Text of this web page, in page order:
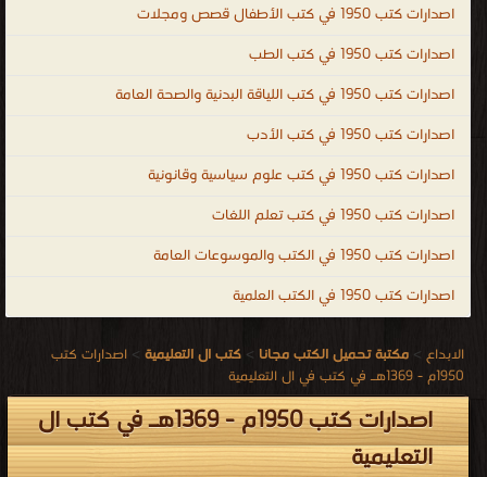
الأساس
للتقدم
في
المجالات
حيث
التعليم
الأفراد
على
اكتساب
الخبرات
والمهارات
المختلفة
التي
تُحدث
اصدارات كتب 1950 في كتب الأطفال قصص ومجلات
اصدارات كتب 1950 في كتب الطب
اصدارات كتب 1950 في كتب اللياقة البدنية والصحة العامة
اصدارات كتب 1950 في كتب الأدب
اصدارات كتب 1950 في كتب علوم سياسية وقانونية
اصدارات كتب 1950 في كتب تعلم اللغات
اصدارات كتب 1950 في الكتب والموسوعات العامة
اصدارات كتب 1950 في الكتب العلمية
الابداع > مكتبة تحميل الكتب مجانا > كتب ال التعليمية > اصدارات كتب
1950م - 1369هـ في كتب في ال التعليمية
اصدارات كتب 1950م - 1369هـ في كتب ال
التعليمية